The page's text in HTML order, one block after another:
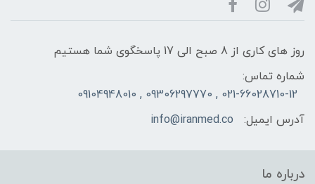
روز های کاری از 8 صبح الی 17 پاسخگوی شما هستیم
شماره تماس:
021-66028710-12 , 09306297770 , 09104948010
آدرس ایمیل:
info@iranmed.co
درباره ما